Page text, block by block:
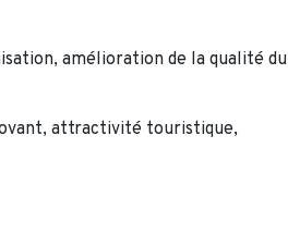
amélioration de la qualité du
attractivité touristique,